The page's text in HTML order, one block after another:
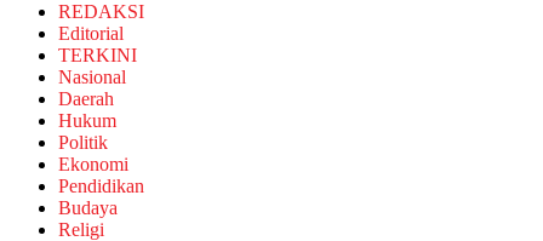
REDAKSI
Editorial
TERKINI
Nasional
Daerah
Hukum
Politik
Ekonomi
Pendidikan
Budaya
Religi